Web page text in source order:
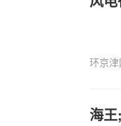
环京津
海